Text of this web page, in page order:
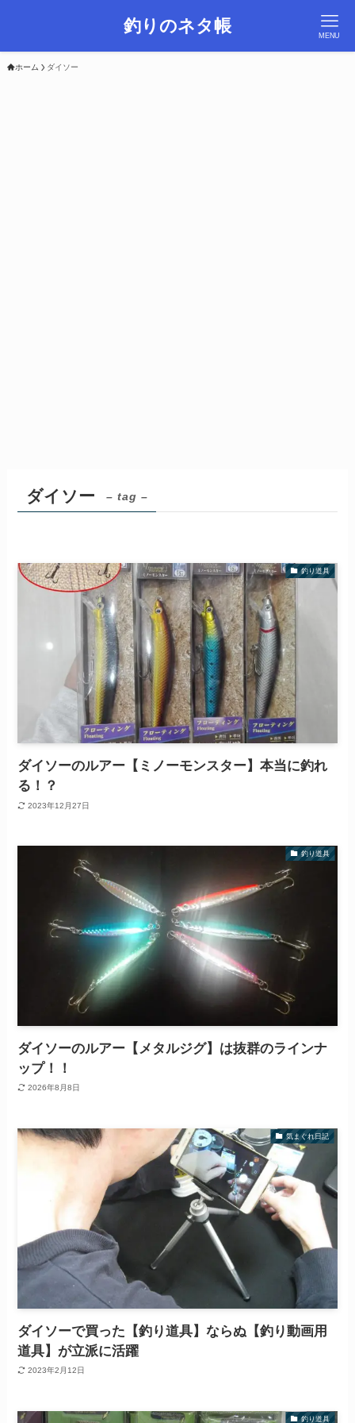
釣りのネタ帳 MENU
ホーム ダイソー
ダイソー – tag –
釣り道具
ダイソーのルアー【ミノーモンスター】本当に釣れ
る！？
2023年12月27日
釣り道具
ダイソーのルアー【メタルジグ】は抜群のラインナ
ップ！！
2026年8月8日
気まぐれ日記
ダイソーで買った【釣り道具】ならぬ【釣り動画用
道具】が立派に活躍
2023年2月12日
釣り道具